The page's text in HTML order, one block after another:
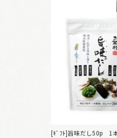
[ｷﾞﾌﾄ]旨味だし50p 1